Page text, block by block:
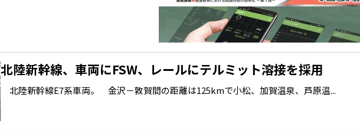
北陸新幹線、車両にFSW、レールにテルミット溶接を採用
北陸新幹線E7系車両。 金沢－敦賀間の距離は125kmで小松、加賀温泉、芦原温...